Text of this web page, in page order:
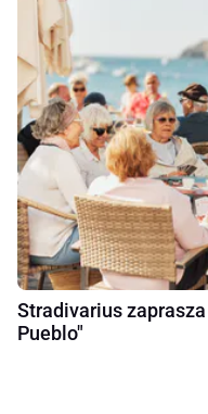
Stradivarius
Pueblo"